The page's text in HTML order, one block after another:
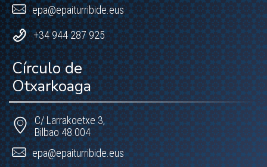
epa@epaiturribide.eus
+34 944 287 925
Círculo de
Otxarkoaga
C/ Larrakoetxe 3,
Bilbao 48.004
epa@epaiturribide.eus